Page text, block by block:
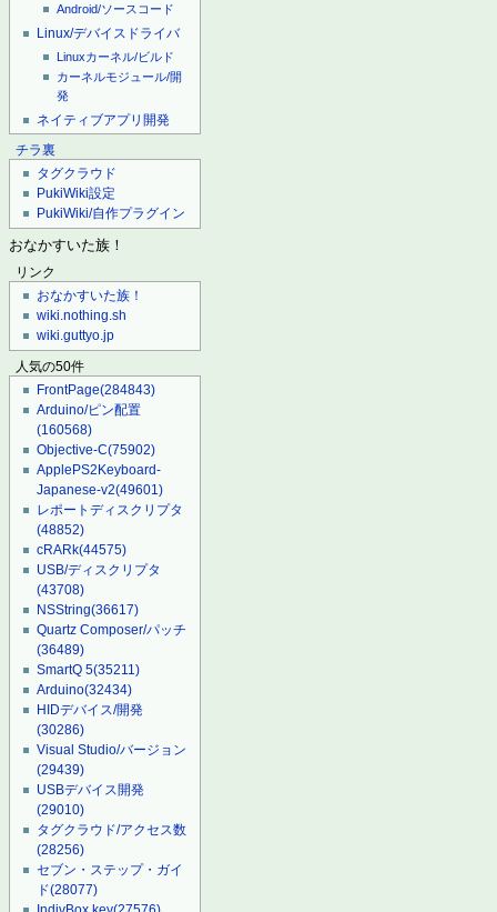
Android/ソースコード
Linux/デバイスドライバ
Linuxカーネル/ビルド
カーネルモジュール/開
発
ネイティブアプリ開発
チラ裏
タグクラウド
PukiWiki設定
PukiWiki/自作プラグイン
おなかすいた族！
リンク
おなかすいた族！
wiki.nothing.sh
wiki.guttyo.jp
人気の50件
FrontPage(284843)
Arduino/ピン配置
(160568)
Objective-C(75902)
ApplePS2Keyboard-
Japanese-v2(49601)
レポートディスクリプタ
(48852)
cRARk(44575)
USB/ディスクリプタ
(43708)
NSString(36617)
Quartz Composer/パッチ
(36489)
SmartQ 5(35211)
Arduino(32434)
HIDデバイス/開発
(30286)
Visual Studio/バージョン
(29439)
USBデバイス開発
(29010)
タグクラウド/アクセス数
(28256)
セブン・ステップ・ガイ
ド(28077)